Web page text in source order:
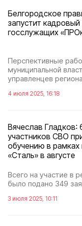
Белгородское
запустит
госслужащих
Перспективные
муниципальной
управленцев региона
4 июля 2025, 16:18
Вячеслав Гладков:
участников СВО
обучению в рамках
«Сталь» в августе
Всего на участие в
было подано 349
3 июля 2025, 10:11